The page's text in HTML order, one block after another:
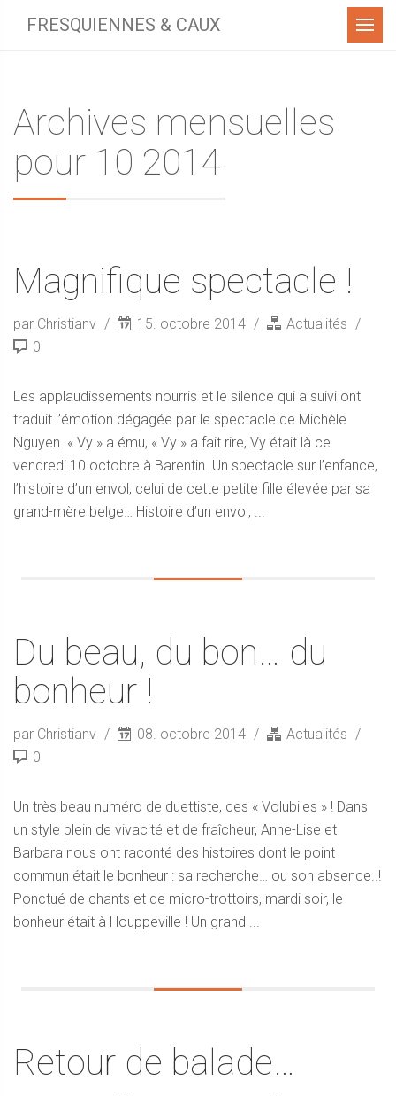
FRESQUIENNES & CAUX Menu
Archives mensuelles
pour 10 2014
Magnifique spectacle !
par Christianv 15. octobre 2014
Actualités
0
Les applaudissements nourris et le silence qui a suivi ont
traduit l’émotion dégagée par le spectacle de Michèle
Nguyen. « Vy » a ému, « Vy » a fait rire, Vy était là ce
vendredi 10 octobre à Barentin. Un spectacle sur l’enfance,
l’histoire d’un envol, celui de cette petite fille élevée par sa
grand-mère belge… Histoire d’un envol, ...
Du beau, du bon… du
bonheur !
par Christianv 08. octobre 2014
Actualités
0
Un très beau numéro de duettiste, ces « Volubiles » ! Dans
un style plein de vivacité et de fraîcheur, Anne-Lise et
Barbara nous ont raconté des histoires dont le point
commun était le bonheur : sa recherche… ou son absence..!
Ponctué de chants et de micro-trottoirs, mardi soir, le
bonheur était à Houppeville ! Un grand ...
Retour de balade…